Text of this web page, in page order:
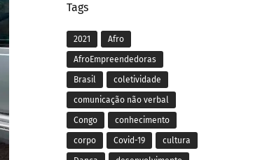
Tags
2021 Afro
AfroEmpreendedoras
Brasil coletividade
comunicação não verbal
Congo conhecimento
corpo Covid-19 cultura